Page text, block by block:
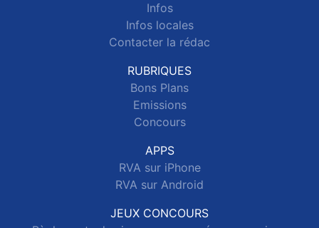
Infos
Infos locales
Contacter la rédac
RUBRIQUES
Bons Plans
Emissions
Concours
APPS
RVA sur iPhone
RVA sur Android
JEUX CONCOURS